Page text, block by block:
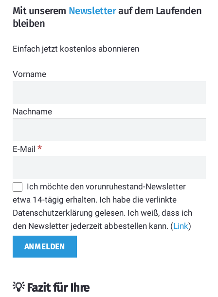
Mit unserem Newsletterauf dem Laufenden
bleiben
Einfach jetzt kostenlos abonnieren
Vorname
Nachname
E-Mail *
Ich möchte den vorunruhestand-Newsletter
etwa 14-tägig erhalten. Ich habe die verlinkte
Datenschutzerklärung gelesen. Ich weiß, dass ich
den Newsletter jederzeit abbestellen kann. (Link)
💡Fazit für Ihre